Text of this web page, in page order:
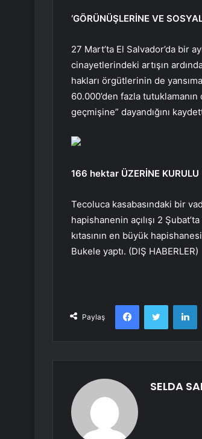
‘GÖRÜNÜŞLERİNE VE
27 Mart’ta El Salvador’da bir
cinayetlerindeki artışın
hakları örgütlerinin de
60.000’den fazla
geçmişine” dayandığını
166 hektar ÜZERİNE KURULU
Tecoluca kasabasındaki bir
hapishanenin açılışı 2
kıtasının en büyük
Bukele yaptı. (DIŞ HABERLER)
Paylaş
FacebookTwitter
SELDA